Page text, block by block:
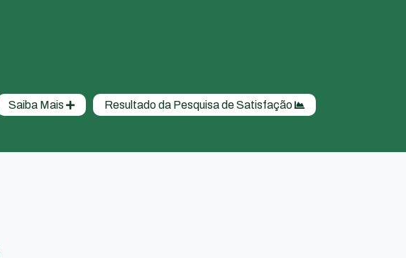
Saiba Mais Resultado da Pesquisa de Satisfação